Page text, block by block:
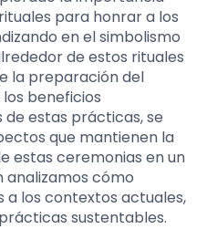
para honrar a los
en el simbolismo
de estos rituales
la preparación del
beneficios
estas prácticas, se
que mantienen la
estas ceremonias en un
analizamos cómo
los contextos actuales,
sustentables.